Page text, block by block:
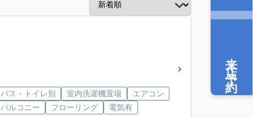
バス・トイレ別 室内洗濯機置場
エアコン
バルコニー
フローリング 電気有
来店予約